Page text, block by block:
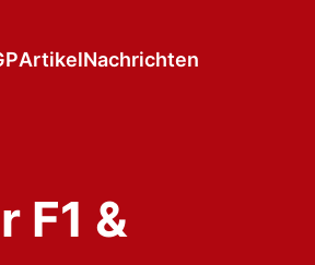
ArtikelNachrichten
F1 &